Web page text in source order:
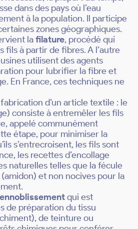
dans des pays où l’eau
à la population. Il participe
zones géographiques.
lafilature, procédé qui
fils à partir de fibres. A l’autre
utilisent des agents
pour lubrifier la fibre et
En France, ces techniques ne
d’un article textile : le
consiste à entremêler les fils
appelé communément
étape, pour minimiser la
s’entrecroisent, les fils sont
les recettes d’encollage
naturelles telles que la fécule
et non nocives pour la
qui est
de préparation du tissu
de teinture ou